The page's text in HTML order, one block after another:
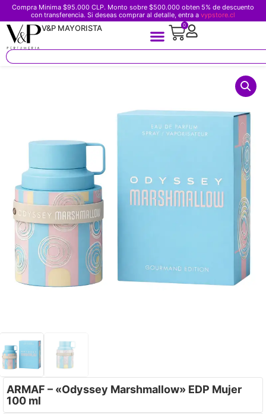
Compra Minima $95.000 CLP. Monto sobre $500.000 obten 5% de descuento
con transferencia. Si deseas comprar al detalle, entra a vypstore.cl
V&P MAYORISTA 0
ARMAF – «Odyssey Marshmallow» EDP Mujer
100 ml